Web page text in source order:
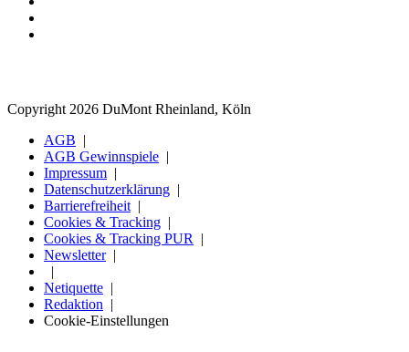
Copyright 2026 DuMont Rheinland, Köln
AGB
AGB Gewinnspiele
Impressum
Datenschutzerklärung
Barrierefreiheit
Cookies & Tracking
Cookies & Tracking PUR
Newsletter
Netiquette
Redaktion
Cookie-Einstellungen